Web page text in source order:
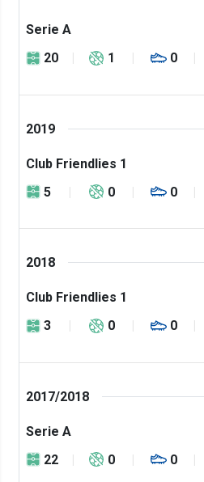
Serie A
20
1 0
2019
Club Friendlies 1
5
0 0
2018
Club Friendlies 1
3
0 0
2017/2018
Serie A
22
0 0